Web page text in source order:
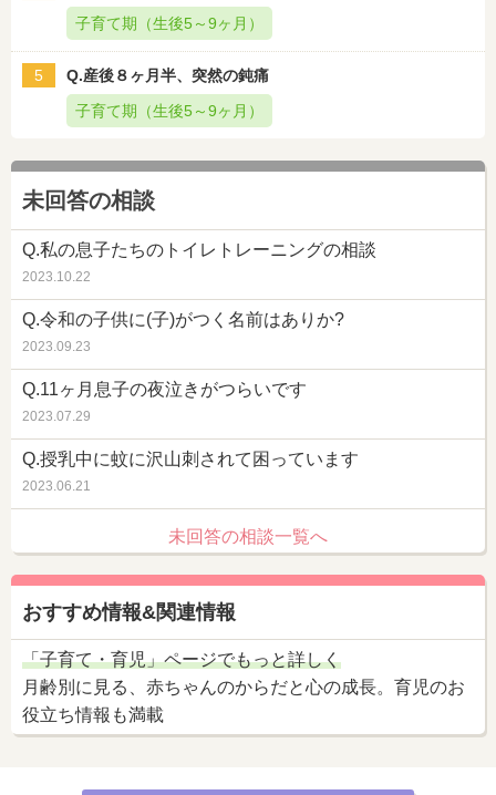
子育て期（生後5～9ヶ月）
5
Q.産後８ヶ月半、突然の鈍痛
子育て期（生後5～9ヶ月）
未回答の相談
Q.私の息子たちのトイレトレーニングの相談
2023.10.22
Q.令和の子供に(子)がつく名前はありか?
2023.09.23
Q.11ヶ月息子の夜泣きがつらいです
2023.07.29
Q.授乳中に蚊に沢山刺されて困っています
2023.06.21
未回答の相談一覧へ
おすすめ情報&関連情報
「子育て・育児」ページでもっと詳しく
月齢別に見る、赤ちゃんのからだと心の成長。育児のお
役立ち情報も満載